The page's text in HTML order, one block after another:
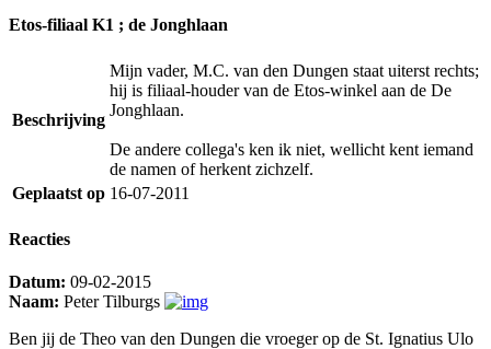
Etos-filiaal K1 ; de Jonghlaan
Beschrijving
Mijn vader, M.C. van den Dungen staat uiterst rechts;
hij is filiaal-houder van de Etos-winkel aan de De
Jonghlaan.
De andere collega's ken ik niet, wellicht kent iemand
de namen of herkent zichzelf.
Geplaatst op 16-07-2011
Reacties
Datum: 09-02-2015
Naam: Peter Tilburgs
Ben jij de Theo van den Dungen die vroeger op de St. Ignatius Ulo